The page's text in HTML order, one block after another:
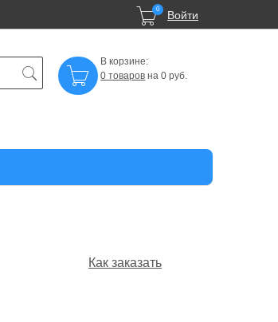
0 Войти

В корзине:
0 товаров на 0 руб.
Как заказать